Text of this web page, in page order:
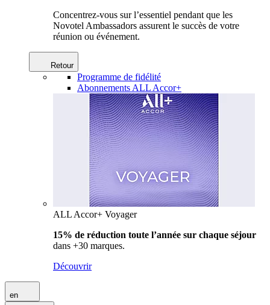
Concentrez-vous sur l’essentiel pendant que les
Novotel Ambassadors assurent le succès de votre
réunion ou événement.
Retour
Programme de fidélité
Abonnements ALL Accor+
ALL Accor+ Voyager
15% de réduction toute l’année sur chaque séjour
dans +30 marques.
Découvrir
en